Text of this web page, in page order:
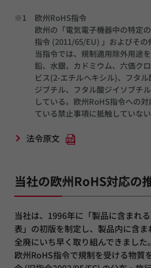
※1
欧州RoHS指令
欧州の「電気電子機器中の特定
指令 (2011/65/EU) 」およびその
当指令では、規制適用除外用途
鉛、水銀、カドミウム、六価ク
ビス(2-エチルヘキシル)、フタ
ジブチル、フタル酸ジイソブチ
している。欧州RoHS指令への
ている禁止事項に抵触していない
法令原文
当社の欧州RoHS対応の
当社は、1996年に「製品に含まれ
表」の初版を制定し、製品内に含ま
全廃にいち早く取り組んできました。
欧州RoHS指令で規制を受ける物質